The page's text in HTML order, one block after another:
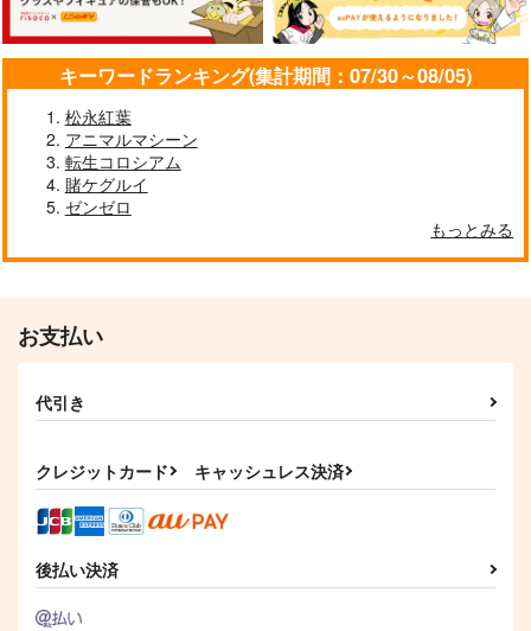
キーワードランキング(集計期間：07/30～08/05)
松永紅葉
アニマルマシーン
転生コロシアム
賭ケグルイ
ゼンゼロ
もっとみる
お支払い
代引き
クレジットカード キャッシュレス決済
後払い決済